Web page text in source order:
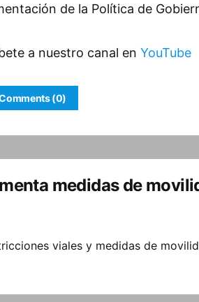
de la Política de
a nuestro canal en YouTube
(0)
medidas de
viales y medidas de